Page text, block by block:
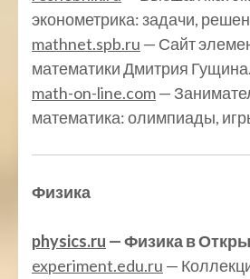
эконометрика: задачи,
mathnet.spb.ru — Сайт
математики Дмитрия Гущина.
math-on-line.com—
математика: олимпиады,
Физика
physics.ru — Физика в
experiment.edu.ru —